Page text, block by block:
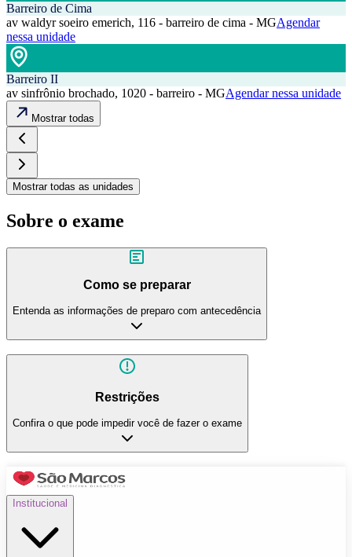
Barreiro de Cima
av waldyr soeiro emerich, 116 - barreiro de cima - MGAgendar
nessa unidade
Barreiro II
av sinfrônio brochado, 1020 - barreiro - MGAgendar nessa unidade
Mostrar todas
Mostrar todas as unidades
Sobre o exame
Como se preparar
Entenda as informações de preparo com antecedência
Restrições
Confira o que pode impedir você de fazer o exame
Institucional